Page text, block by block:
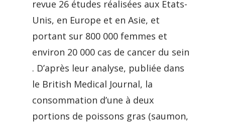
revue 26 études réalisées aux Etats-
Unis, en Europe et en Asie, et
portant sur 800 000 femmes et
environ 20 000 cas de cancer du sein
. D’après leur analyse, publiée dans
le British Medical Journal, la
consommation d’une à deux
portions de poissons gras (saumon,